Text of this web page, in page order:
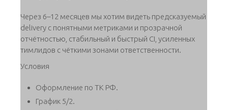
Через 6–12 месяцев мы хотим видеть предсказуемый
delivery с понятными метриками и прозрачной
отчётностью, стабильный и быстрый CI, усиленных
тимлидов с чёткими зонами ответственности.
Условия
Оформление по ТК РФ.
График 5/2.